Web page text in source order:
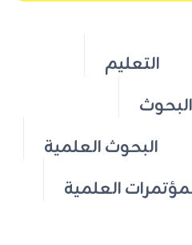
التعليم
البحوث العلمية
العلمية